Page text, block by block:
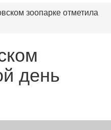
зоопарке отметила
день